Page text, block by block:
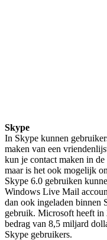
Skype
In Skype kunnen
maken van een
kun je contact maken in
maar is het ook mogelijk
Skype 6.0 gebruiken
Windows Live Mail
dan ook ingeladen binnen
gebruik. Microsoft heeft in
bedrag van 8,5 miljard
Skype gebruikers.